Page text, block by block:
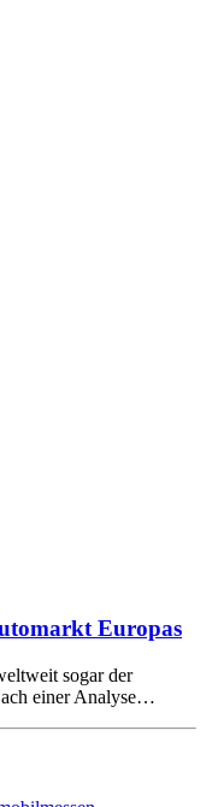
Europas
sogar der
einer Analyse…